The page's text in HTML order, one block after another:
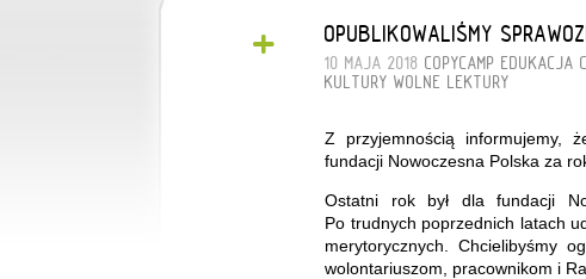
+ OPUBLIKOWALIŚMY
10 MAJA 2018 COPYCAMP EDUKACJA
KULTURY WOLNE LEKTURY
Z przyjemnością informujemy,
fundacji Nowoczesna Polska za
Ostatni rok był dla fundacji
Po trudnych poprzednich latach
merytorycznych. Chcielibyśmy
wolontariuszom, pracownikom i